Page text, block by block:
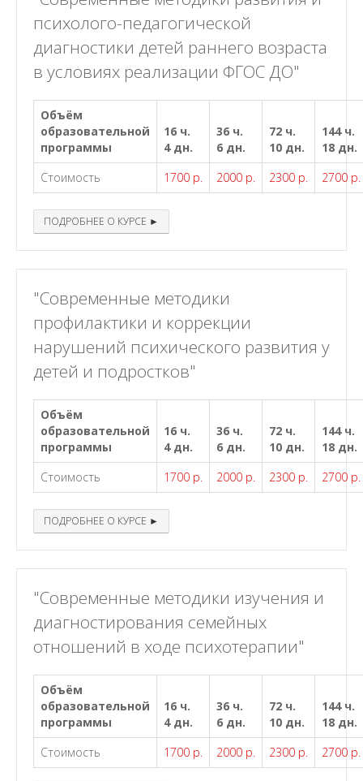
психолого-педагогической
диагностики детей раннего возраста
в условиях реализации ФГОС ДО"
Объём
образовательной
программы
16 ч.
4 дн.
36 ч.
6 дн.
72 ч.
10 дн.
144 ч.
18 дн.
Стоимость
1700 р. 2000 р. 2300 р. 2700 р.
ПОДРОБНЕЕ О КУРСЕ ►
"Современные методики
профилактики и коррекции
нарушений психического развития у
детей и подростков"
Объём
образовательной
программы
16 ч.
4 дн.
36 ч.
6 дн.
72 ч.
10 дн.
144 ч.
18 дн.
Стоимость
1700 р. 2000 р. 2300 р. 2700 р.
ПОДРОБНЕЕ О КУРСЕ ►
"Современные методики изучения и
диагностирования семейных
отношений в ходе психотерапии"
Объём
образовательной
программы
16 ч.
4 дн.
36 ч.
6 дн.
72 ч.
10 дн.
144 ч.
18 дн.
Стоимость
1700 р. 2000 р. 2300 р. 2700 р.